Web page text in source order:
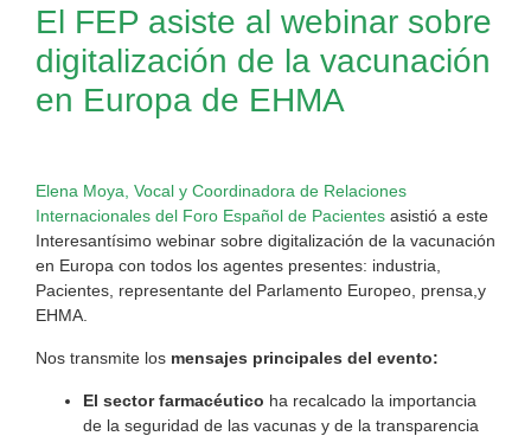
El FEP asiste al webinar sobre
digitalización de la vacunación
en Europa de EHMA
Elena Moya, Vocal y Coordinadora de Relaciones
Internacionales del Foro Español de Pacientes asistió a este
Interesantísimo webinar sobre digitalización de la vacunación
en Europa con todos los agentes presentes: industria,
Pacientes, representante del Parlamento Europeo, prensa,y
EHMA.
Nos transmite los mensajes principales del evento:
El sector farmacéutico ha recalcado la importancia
de la seguridad de las vacunas y de la transparencia